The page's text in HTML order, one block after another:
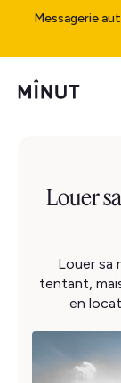
Messagerie
Louer
Louer sa
tentant,
en